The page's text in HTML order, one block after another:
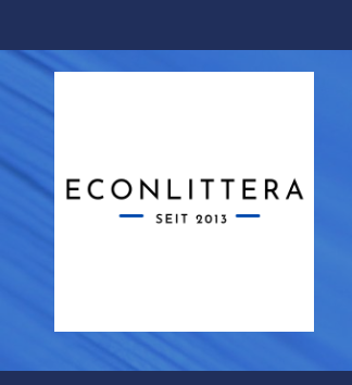
Inhalt
springen